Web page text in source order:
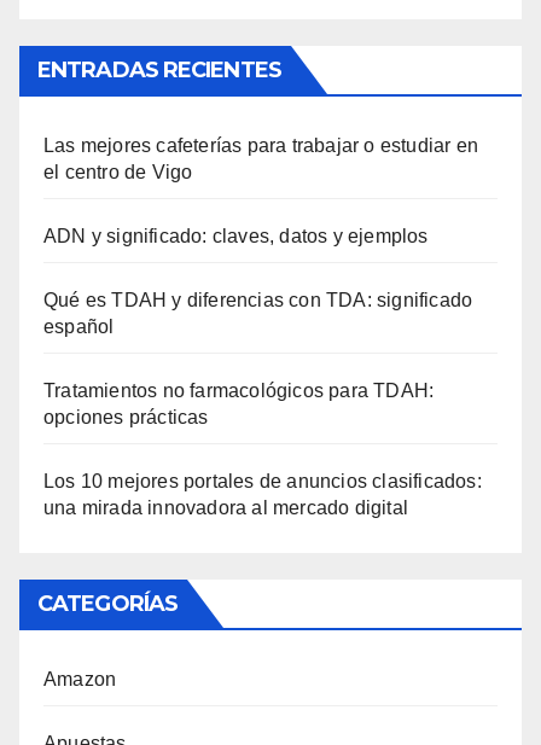
ENTRADAS RECIENTES
Las mejores cafeterías para trabajar o estudiar en
el centro de Vigo
ADN y significado: claves, datos y ejemplos
Qué es TDAH y diferencias con TDA: significado
español
Tratamientos no farmacológicos para TDAH:
opciones prácticas
Los 10 mejores portales de anuncios clasificados:
una mirada innovadora al mercado digital
CATEGORÍAS
Amazon